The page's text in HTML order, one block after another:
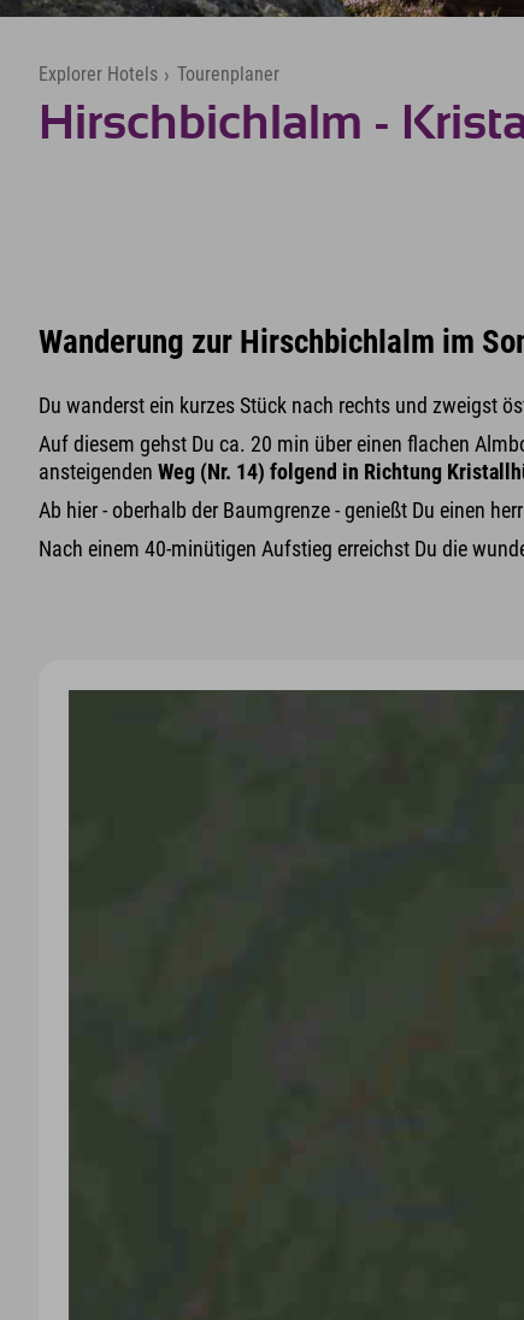
Explorer Hotels › Tourenplaner
Hirschbichlalm -
Wanderung zur Hirschbichlalm im
Du wanderst ein kurzes Stück nach rechts und zweigst
Auf diesem gehst Du ca. 20 min über einen flachen
ansteigenden Weg (Nr. 14) folgend in Richtung
Ab hier - oberhalb der Baumgrenze - genießt Du einen
Nach einem 40-minütigen Aufstieg erreichst Du die